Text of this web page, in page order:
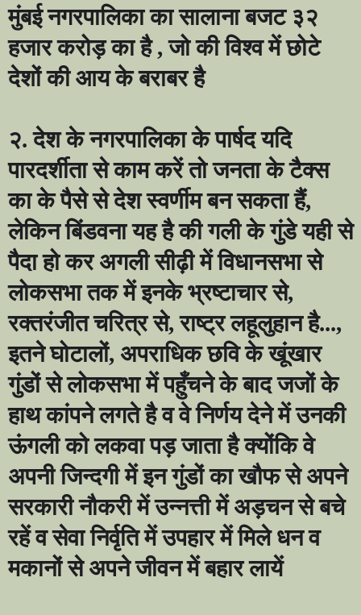
मुंबई नगरपालिका का सालाना बजट ३२
हजार करोड़ का है,जो की विश्व में छोटे
देशों की आय के बराबर है
२. देश के नगरपालिका के पार्षद यदि
पारदर्शीता से काम करें तो जनता के टैक्स
का के पैसे से देश स्वर्णीम बन सकता हैं,
लेकिन बिंडवना यह है की गली के गुंडे यही से
पैदा हो कर अगली सीढ़ी में विधानसभा से
लोकसभा तक में इनके भ्रष्टाचार से,
रक्तरंजीत चरित्र से,राष्ट्र लहूलुहान है...,
इतने घोटालों, अपराधिक छवि के खूंखार
गुंडों से लोकसभा में पहुँचने के बाद जजों के
हाथ कांपने लगते है व वे निर्णय देने में उनकी
ऊंगली को लकवा पड़ जाता है क्योंकि वे
अपनी जिन्दगी में इन गुंडों का खौफ से अपने
सरकारी नौकरी में उन्नत्ती में अड़चन से बचे
रहें व सेवा निर्वृति में उपहार में मिले धन व
मकानों से अपने जीवन में बहार लायें